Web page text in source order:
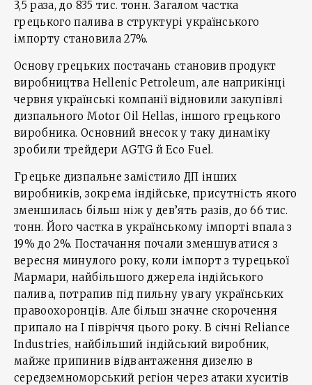
3,5 раза, до 835 тис. тонн. Загалом частка
грецького палива в структурі українського
імпорту становила 27%.
Основу грецьких постачань становив продукт
виробництва Hellenic Petroleum, але наприкінці
червня українські компанії відновили закупівлі
дизпального Motor Oil Hellas, іншого грецького
виробника. Основний внесок у таку динаміку
зробили трейдери AGTG й Eco Fuel.
Грецьке дизпальне замістило ДП інших
виробників, зокрема індійське, присутність якого
зменшилась більш ніж у дев’ять разів, до 66 тис.
тонн. Його частка в українському імпорті впала з
19% до 2%. Постачання почали зменшуватися з
вересня минулого року, коли імпорт з турецької
Мармари, найбільшого джерела індійського
палива, потрапив під пильну увагу українських
правоохоронців. Але більш значне скорочення
припало на І півріччя цього року. В січні Reliance
Industries, найбільший індійський виробник,
майже припинив відвантаження дизелю в
середземноморський регіон через атаки хуситів